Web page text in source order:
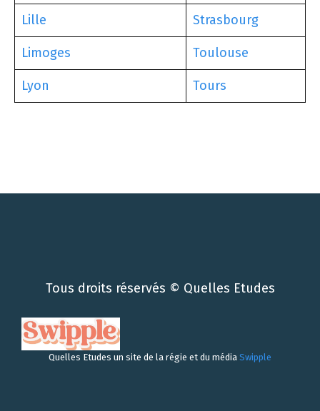
Lille Strasbourg
Limoges Toulouse
Lyon Tours
Tous droits réservés © Quelles Etudes
Quelles Etudes un site de la régie et du média Swipple